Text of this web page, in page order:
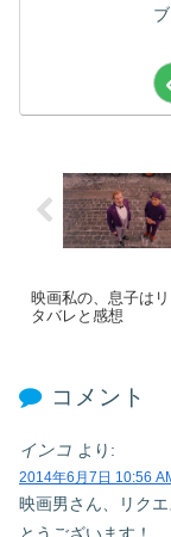
映画私の、息子は
タバレと感想
コメント
インコ より:
2014年6月7日 10:56
映画男さん、リク